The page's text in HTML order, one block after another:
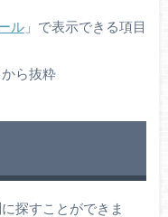
ル」で表示できる項目
ら抜粋
探すことができま